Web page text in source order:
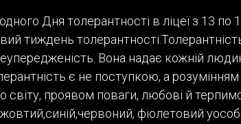
Дня толерантності в ліцеї з 13 по
тиждень
Вона надає кожній
є не поступкою, а розумінням
світу, проявом поваги, любові й
фіолетовий